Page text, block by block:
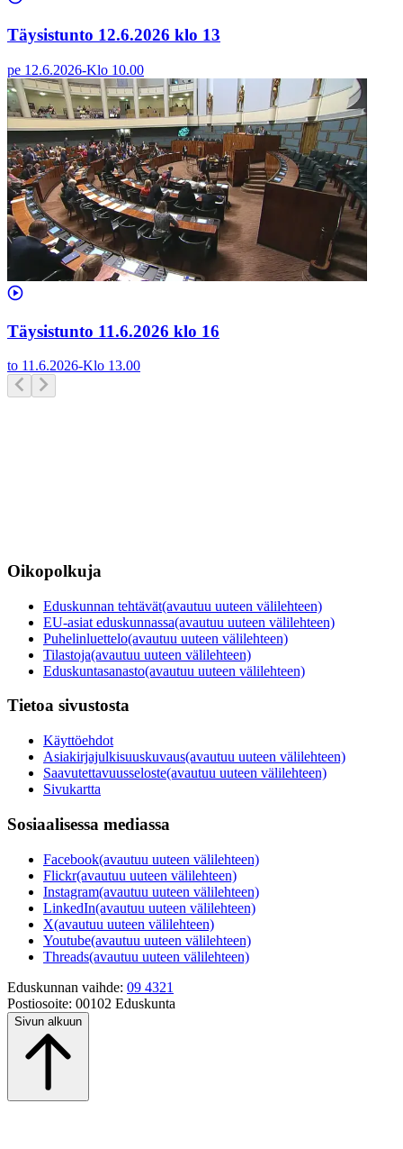
Täysistunto 12.6.2026 klo 13
pe 12.6.2026-Klo 10.00
Täysistunto 11.6.2026 klo 16
to 11.6.2026-Klo 13.00
Oikopolkuja
Eduskunnan tehtävät(avautuu uuteen välilehteen)
EU-asiat eduskunnassa(avautuu uuteen välilehteen)
Puhelinluettelo(avautuu uuteen välilehteen)
Tilastoja(avautuu uuteen välilehteen)
Eduskuntasanasto(avautuu uuteen välilehteen)
Tietoa sivustosta
Käyttöehdot
Asiakirjajulkisuuskuvaus(avautuu uuteen välilehteen)
Saavutettavuusseloste(avautuu uuteen välilehteen)
Sivukartta
Sosiaalisessa mediassa
Facebook(avautuu uuteen välilehteen)
Flickr(avautuu uuteen välilehteen)
Instagram(avautuu uuteen välilehteen)
LinkedIn(avautuu uuteen välilehteen)
X(avautuu uuteen välilehteen)
Youtube(avautuu uuteen välilehteen)
Threads(avautuu uuteen välilehteen)
Eduskunnan vaihde: 09 4321
Postiosoite: 00102 Eduskunta
Sivun alkuun